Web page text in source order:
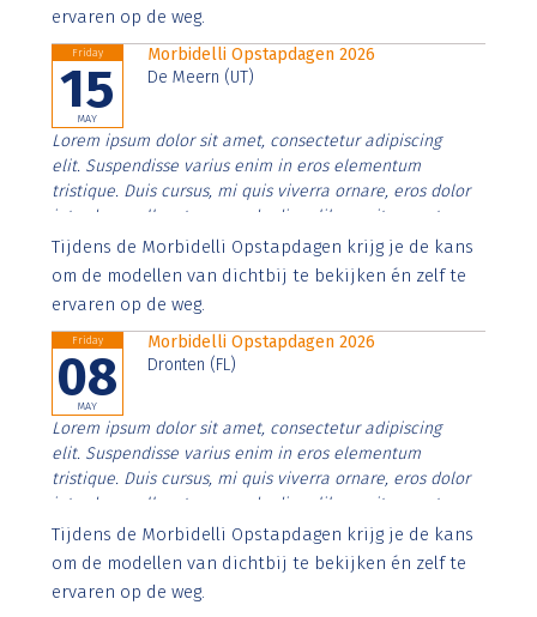
ervaren op de weg.
Friday
15
MAY
Morbidelli Opstapdagen 2026
De Meern (UT)
Lorem ipsum dolor sit amet, consectetur adipiscing
elit. Suspendisse varius enim in eros elementum
tristique. Duis cursus, mi quis viverra ornare, eros dolor
interdum nulla, ut commodo diam libero vitae erat.
Aenean faucibus nibh et justo cursus id rutrum lorem
imperdiet. Nunc ut sem vitae risus tristique posuere.
Tijdens de Morbidelli Opstapdagen krijg je de kans
om de modellen van dichtbij te bekijken én zelf te
ervaren op de weg.
Friday
08
MAY
Morbidelli Opstapdagen 2026
Dronten (FL)
Lorem ipsum dolor sit amet, consectetur adipiscing
elit. Suspendisse varius enim in eros elementum
tristique. Duis cursus, mi quis viverra ornare, eros dolor
interdum nulla, ut commodo diam libero vitae erat.
Aenean faucibus nibh et justo cursus id rutrum lorem
imperdiet. Nunc ut sem vitae risus tristique posuere.
Tijdens de Morbidelli Opstapdagen krijg je de kans
om de modellen van dichtbij te bekijken én zelf te
ervaren op de weg.